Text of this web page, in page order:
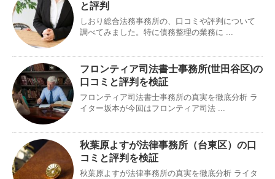
と評判
しおり総合法務事務所の、口コミや評判について
調べてみました。特に債務整理の業務に ...
フロンティア司法書士事務所(世田谷区)の
口コミと評判を検証
フロンティア司法書士事務所の真実を徹底分析 ラ
イター坂本が今回はフロンティア司法 ...
秋葉原よすが法律事務所（台東区）の口
コミと評判を検証
秋葉原よすが法律事務所の真実を徹底分析 ライタ